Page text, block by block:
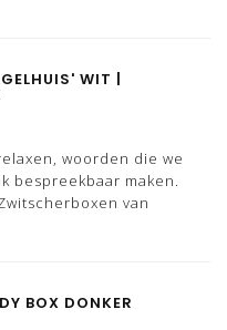
Duits is voor getjilp?
dit
WIT |
woorden die we
bespreekbaar maken.
van
dit
BOX DONKER